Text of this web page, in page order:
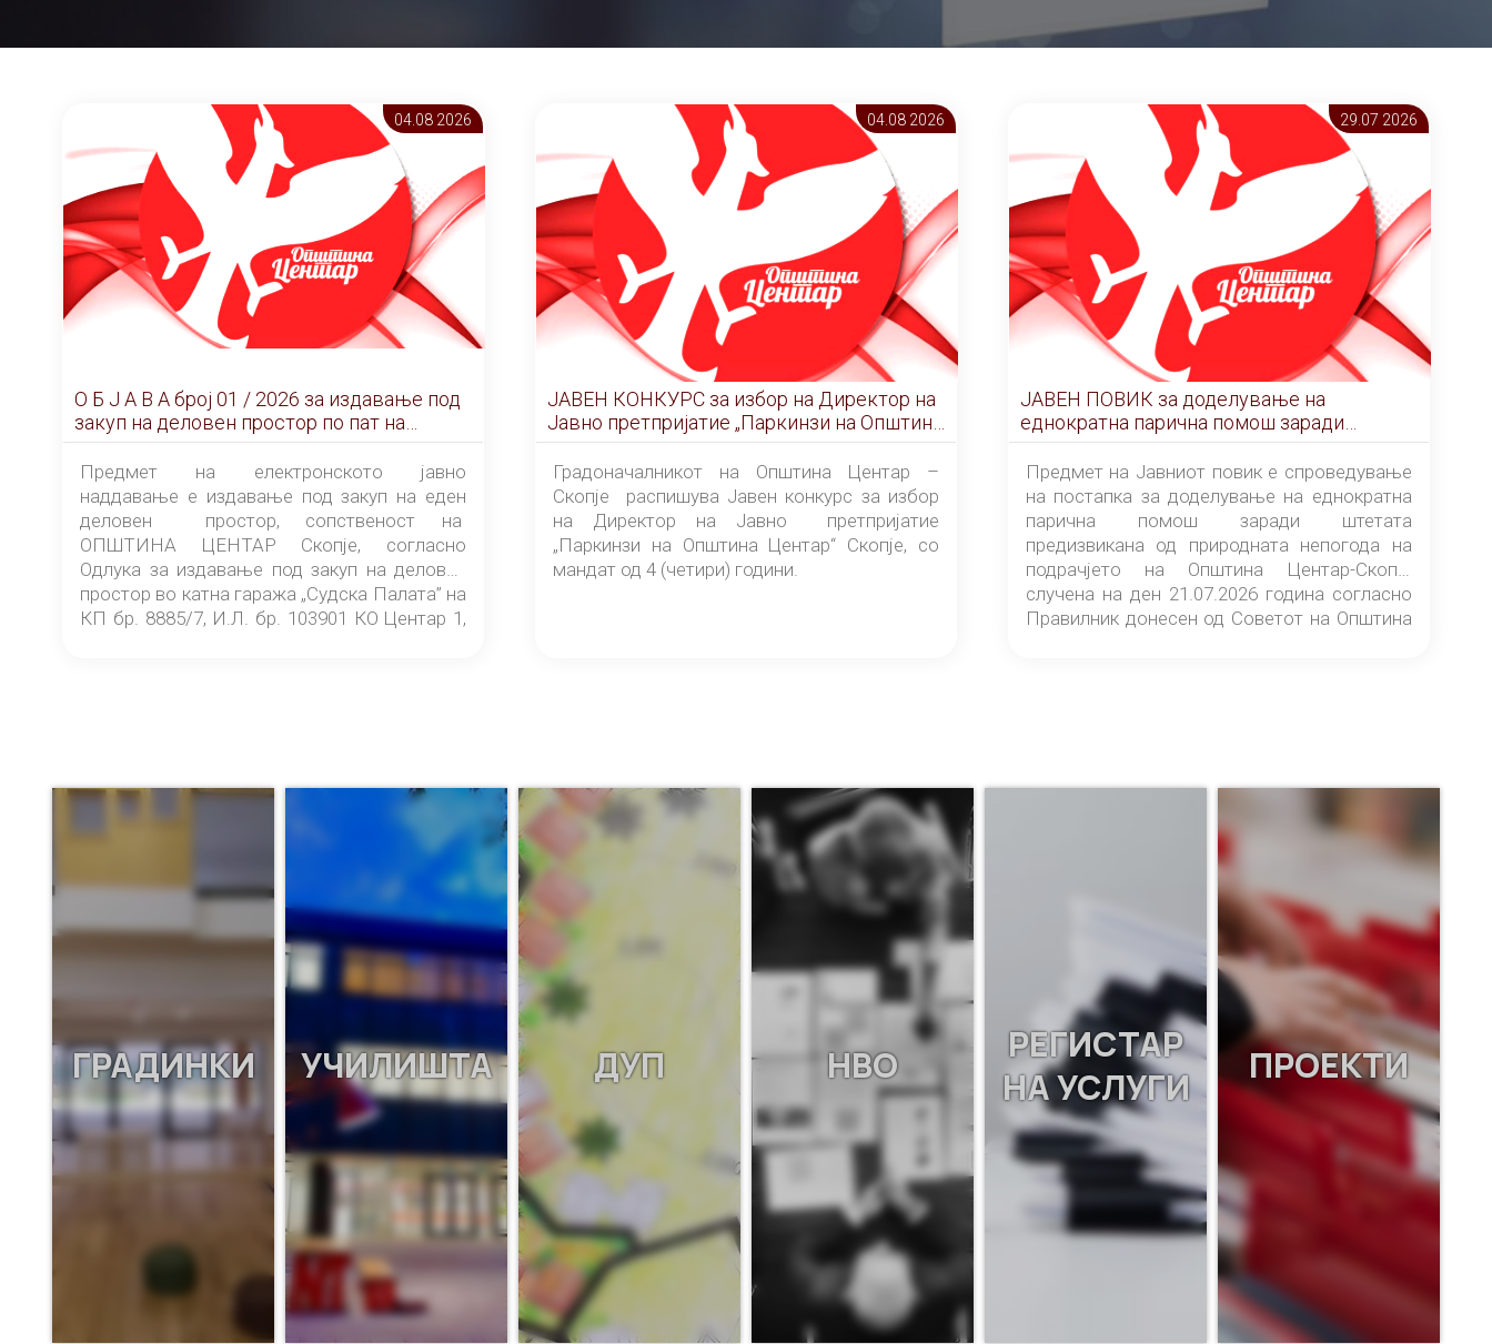
04.08 2026
О Б Ј А В А брoj 01 / 2026 за издавање под
закуп на деловен простор по пат на
ЕЛЕКТРОНСКО ЈАВНО НАДДАВАЊЕ
Предмет на електронското јавно
наддавање е издавање под закуп на еден
деловен простор, сопственост на
ОПШТИНА ЦЕНТАР Скопје, согласно
Одлука за издавање под закуп на деловен
простор во катна гаража „Судска Палата” на
КП бр. 8885/7, И.Л. бр. 103901 КО Центар 1,
понудувач.
04.08 2026
ЈАВЕН КОНКУРС за избор на Директор на
Јавно претпријатие „Паркинзи на Општина
Центар“ – Скопје
Градоначалникот на Општина Центар –
Скопје распишува Јавен конкурс за избор
на Директор на Јавно претпријатие
„Паркинзи на Општина Центар“ Скопје, со
мандат од 4 (четири) години.
29.07 2026
ЈАВЕН ПОВИК за доделување на
еднократна парична помош заради
штетата предизвикана од природната
непогода на подрачјето на Општина
Центар-Скопје случена на ден 21.07.2026
година
Предмет на Јавниот повик е спроведување
на постапка за доделување на еднократна
парична помош заради штетата
предизвикана од природната непогода на
подрачјето на Општина Центар-Скопје
случена на ден 21.07.2026 година согласно
Правилник донесен од Советот на Општина
ГРАДИНКИ УЧИЛИШТА ДУП НВО
РЕГИСТАР
НА УСЛУГИ
ПРОЕКТИ